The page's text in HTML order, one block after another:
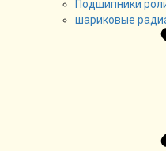
Подшипники
шариковые